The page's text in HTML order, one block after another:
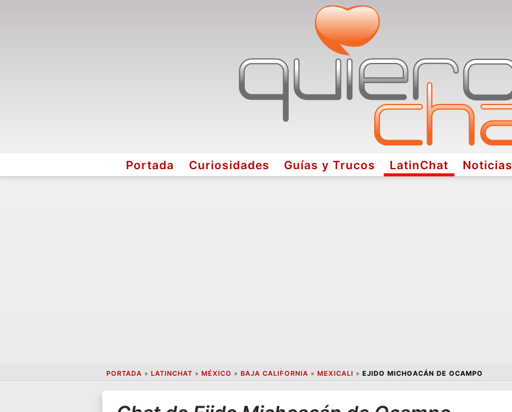
Portada Curiosidades Guías y Trucos LatinChat Noticias
PORTADA » LATINCHAT » MÉXICO » BAJA CALIFORNIA » MEXICALI » EJIDO MICHOACÁN DE OCAMPO